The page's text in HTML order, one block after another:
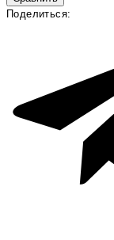
Поделиться: